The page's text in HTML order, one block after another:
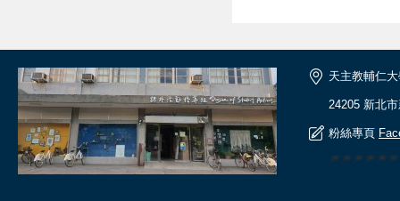
天主教輔仁
24205 新北
粉絲專頁